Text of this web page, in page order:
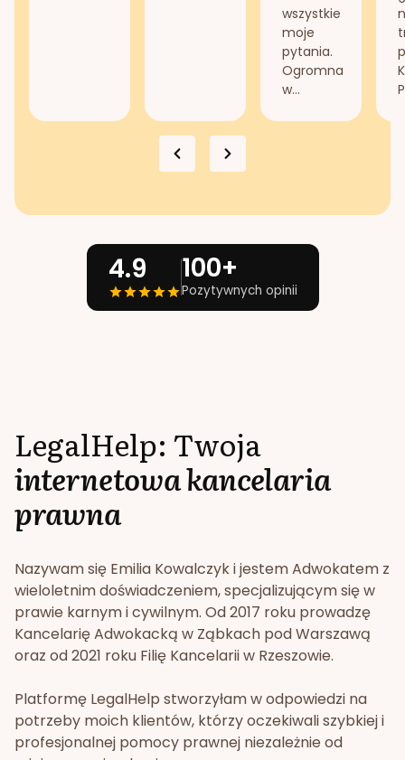
wszystkie
moje
pytania.
Ogromna
w...
4.9 100+
Pozytywnych opinii
LegalHelp: Twoja
internetowa kancelaria
prawna
Nazywam się Emilia Kowalczyk i jestem Adwokatem z
wieloletnim doświadczeniem, specjalizującym się w
prawie karnym i cywilnym. Od 2017 roku prowadzę
Kancelarię Adwokacką w Ząbkach pod Warszawą
oraz od 2021 roku Filię Kancelarii w Rzeszowie.
Platformę LegalHelp stworzyłam w odpowiedzi na
potrzeby moich klientów, którzy oczekiwali szybkiej i
profesjonalnej pomocy prawnej niezależnie od